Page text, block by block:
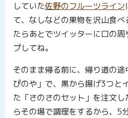
していた佐野のフルーツライン
て、なしなどの果物を沢山食
たらあとでツイッターに口の
プしてね。
そのまま帰る前に、帰り道の
ぴのや」で、黒から揚げ3つと
た「さのさのセット」を注文
らその場で調理をするから、5